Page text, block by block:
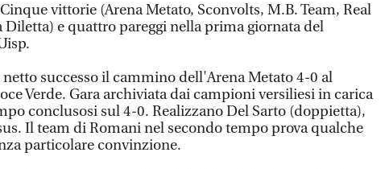
vittorie (Arena Metato, Sconvolts, M.B. Team, Real
Diletta) e quattro pareggi nella prima giornata del
successo il cammino dell'Arena Metato 4-0 al
Verde. Gara archiviata dai campioni versiliesi in carica
conclusosi sul 4-0. Realizzano Del Sarto (doppietta),
Il team di Romani nel secondo tempo prova qualche
particolare convinzione.